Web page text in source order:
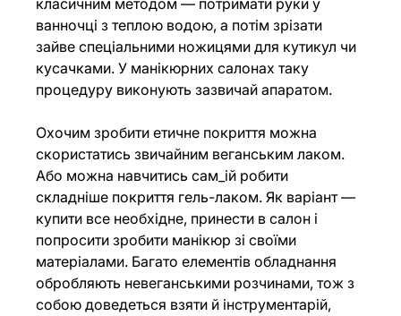
класичним методом — потримати руки у
ванночці з теплою водою, а потім зрізати
зайве спеціальними ножицями для кутикул чи
кусачками. У манікюрних салонах таку
процедуру виконують зазвичай апаратом.
Охочим зробити етичне покриття можна
скористатись звичайним веганським лаком.
Або можна навчитись сам_ій робити
складніше покриття гель-лаком. Як варіант —
купити все необхідне, принести в салон і
попросити зробити манікюр зі своїми
матеріалами. Багато елементів обладнання
обробляють невеганськими розчинами, тож з
собою доведеться взяти й інструментарій,